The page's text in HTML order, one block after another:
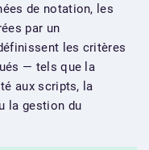
de notation, les
par un
les critères
— tels que la
aux scripts, la
la gestion du